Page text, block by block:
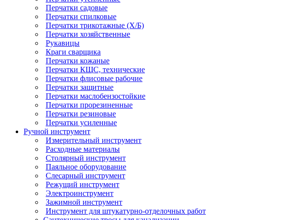
Перчатки садовые
Перчатки спилковые
Перчатки трикотажные (Х/Б)
Перчатки хозяйственные
Рукавицы
Краги сварщика
Перчатки кожаные
Перчатки КЩС, технические
Перчатки флисовые рабочие
Перчатки защитные
Перчатки маслобензостойкие
Перчатки прорезиненные
Перчатки резиновые
Перчатки усиленные
Ручной инструмент
Измерительный инструмент
Расходные материалы
Столярный инструмент
Паяльное оборудование
Слесарный инструмент
Режущий инструмент
Электроинструмент
Зажимной инструмент
Инструмент для штукатурно-отделочных работ